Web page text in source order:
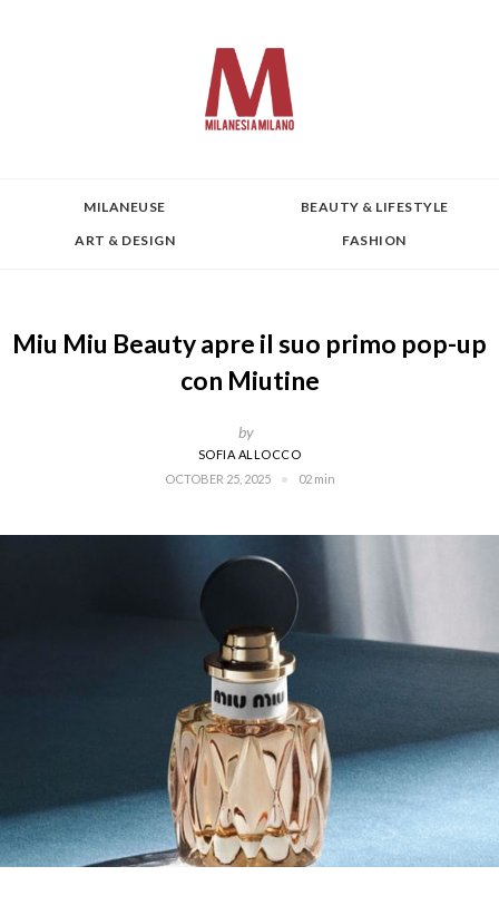
MILANEUSE
BEAUTY & LIFESTYLE
ART & DESIGN
FASHION
Miu Miu Beauty apre il suo primo pop-up
con Miutine
by
SOFIA ALLOCCO
OCTOBER 25, 2025
02 min